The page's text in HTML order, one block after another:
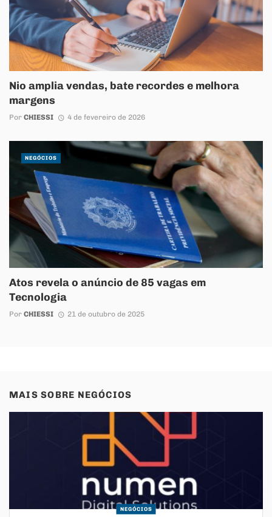
Nio amplia vendas, bate recordes e melhora
margens
Por CHIESSI 4 de fevereiro de 2026
Atos revela o anúncio de 85 vagas em
Tecnologia
Por CHIESSI 21 de outubro de 2025
NEGÓCIOS
MAIS SOBRE NEGÓCIOS
NEGÓCIOS